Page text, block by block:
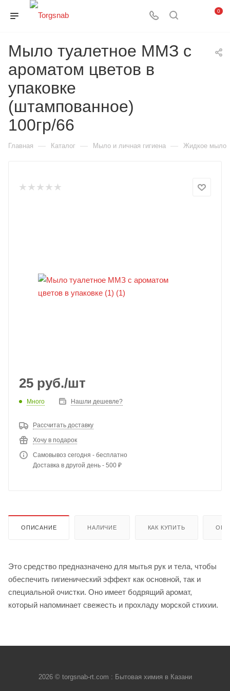
0
Мыло туалетное ММЗ с
ароматом цветов в
упаковке
(штампованное)
100гр/66
Главная — Каталог — Мыло и личная гигиена — Жидкое мыло
25 руб./шт
Много Нашли дешевле?
Рассчитать доставку
Хочу в подарок
Самовывоз сегодня - бесплатно
Доставка в другой день - 500 ₽
ОПИСАНИЕ НАЛИЧИЕ КАК КУПИТЬ
Это средство предназначено для мытья рук и тела, чтобы
обеспечить гигиенический эффект как основной, так и
специальной очистки. Оно имеет бодрящий аромат,
который напоминает свежесть и прохладу морской стихии.
2026 © torgsnab-rt.com : Бытовая химия в Казани